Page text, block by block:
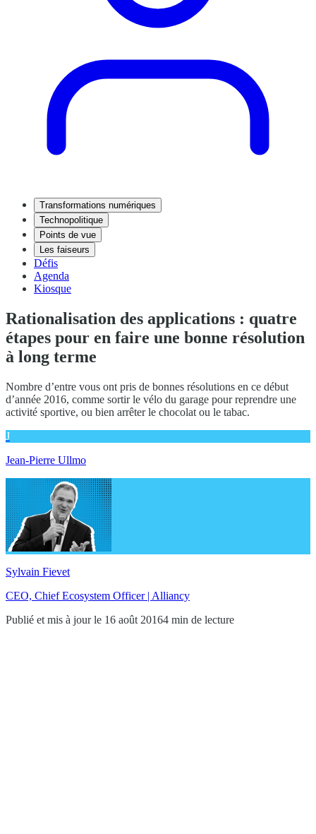
Transformations numériques
Technopolitique
Points de vue
Les faiseurs
Défis
Agenda
Kiosque
Rationalisation des applications : quatre
étapes pour en faire une bonne résolution
à long terme
Nombre d’entre vous ont pris de bonnes résolutions en ce début
d’année 2016, comme sortir le vélo du garage pour reprendre une
activité sportive, ou bien arrêter le chocolat ou le tabac.
J
Jean-Pierre Ullmo
Sylvain Fievet
CEO, Chief Ecosystem Officer | Alliancy
Publié et mis à jour le 16 août 20164 min de lecture